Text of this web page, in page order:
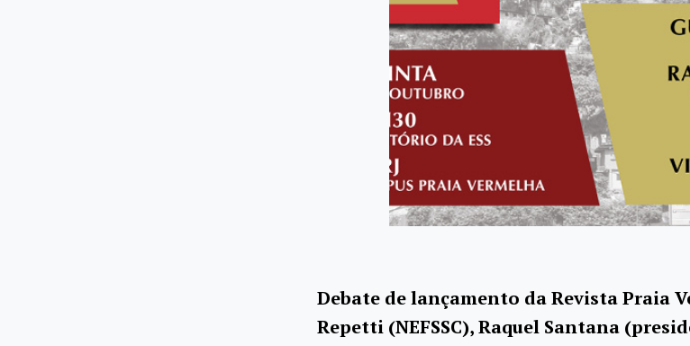
Debate de lançamento da Revista Praia
Repetti (NEFSSC), Raquel Santana